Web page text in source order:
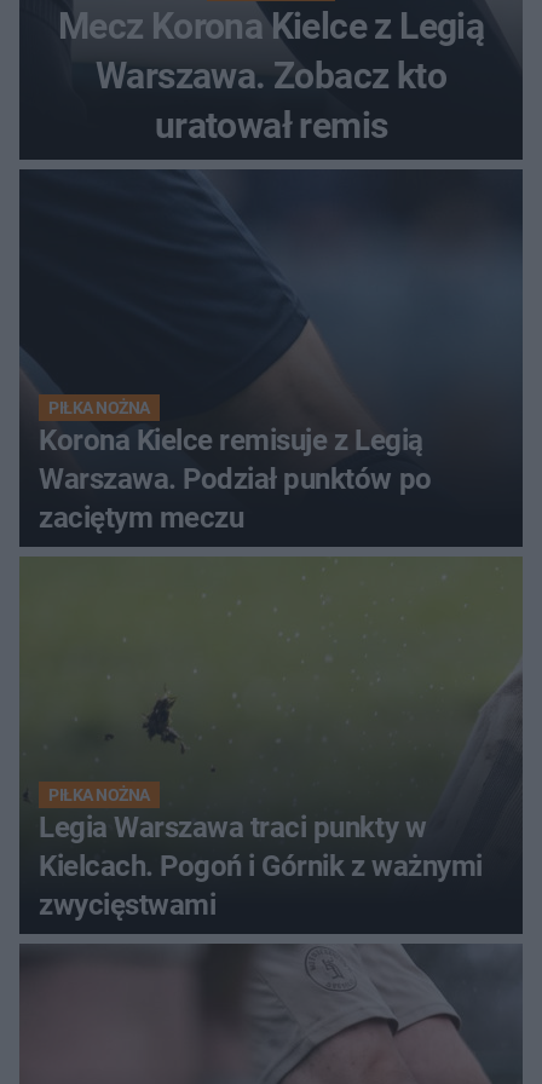
Mecz Korona Kielce z Legią
Warszawa. Zobacz kto
uratował remis
PIŁKA NOŻNA
Korona Kielce remisuje z Legią
Warszawa. Podział punktów po
zaciętym meczu
PIŁKA NOŻNA
Legia Warszawa traci punkty w
Kielcach. Pogoń i Górnik z ważnymi
zwycięstwami